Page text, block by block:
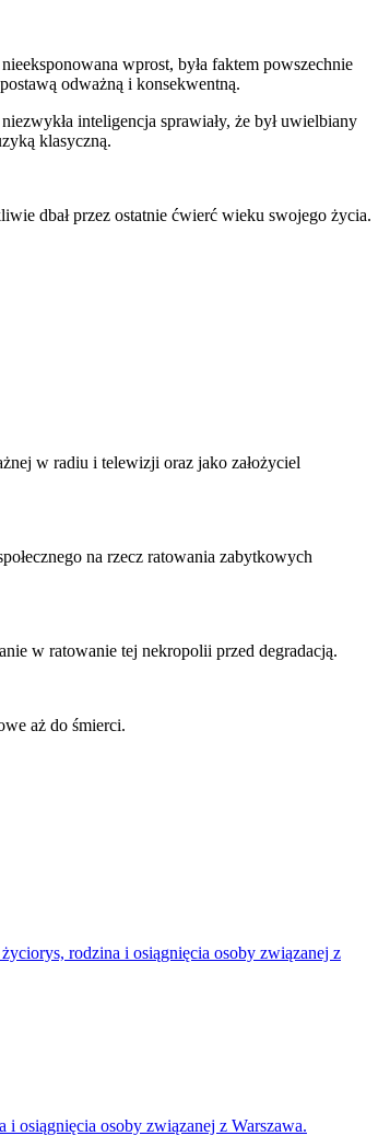
wprost, była faktem powszechnie
odważną i konsekwentną.
inteligencja sprawiały, że był uwielbiany
klasyczną.
dbał przez ostatnie ćwierć wieku swojego życia.
w radiu i telewizji oraz jako założyciel
na rzecz ratowania zabytkowych
w ratowanie tej nekropolii przed degradacją.
aż do śmierci.
rodzina i osiągnięcia osoby związanej z
osiągnięcia osoby związanej z Warszawa.